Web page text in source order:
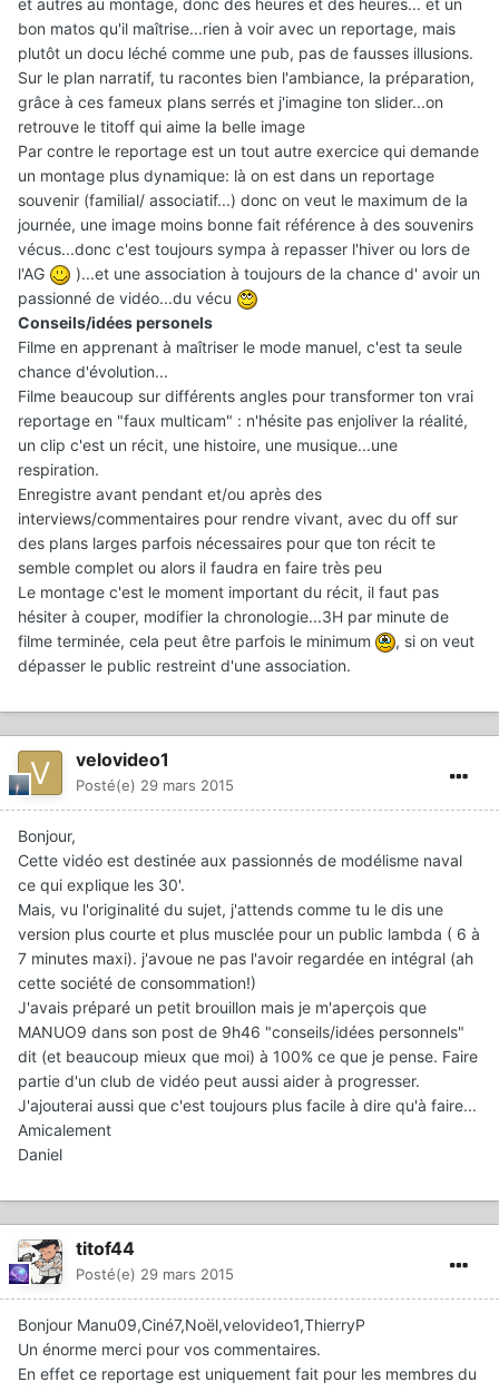
bon matos qu'il maîtrise...rien à voir avec un reportage, mais
plutôt un docu léché comme une pub, pas de fausses illusions.
Sur le plan narratif, tu racontes bien l'ambiance, la préparation,
grâce à ces fameux plans serrés et j'imagine ton slider...on
retrouve le titoff qui aime la belle image
Par contre le reportage est un tout autre exercice qui demande
un montage plus dynamique: là on est dans un reportage
souvenir (familial/ associatif...) donc on veut le maximum de la
journée, une image moins bonne fait référence à des souvenirs
vécus...donc c'est toujours sympa à repasser l'hiver ou lors de
l'AG
)...et une association à toujours de la chance d' avoir un
passionné de vidéo...du vécu
Conseils/idées personels
Filme en apprenant à maîtriser le mode manuel, c'est ta seule
chance d'évolution...
Filme beaucoup sur différents angles pour transformer ton vrai
reportage en "faux multicam" : n'hésite pas enjoliver la réalité,
un clip c'est un récit, une histoire, une musique...une
respiration.
Enregistre avant pendant et/ou après des
interviews/commentaires pour rendre vivant, avec du off sur
des plans larges parfois nécessaires pour que ton récit te
semble complet ou alors il faudra en faire très peu
Le montage c'est le moment important du récit, il faut pas
hésiter à couper, modifier la chronologie...3H par minute de
filme terminée, cela peut être parfois le minimum
, si on veut
dépasser le public restreint d'une association.
velovideo1
Posté(e) 29 mars 2015
Bonjour,
Cette vidéo est destinée aux passionnés de modélisme naval
ce qui explique les 30'.
Mais, vu l'originalité du sujet, j'attends comme tu le dis une
version plus courte et plus musclée pour un public lambda ( 6 à
7 minutes maxi). j'avoue ne pas l'avoir regardée en intégral (ah
cette société de consommation!)
J'avais préparé un petit brouillon mais je m'aperçois que
MANUO9 dans son post de 9h46 "conseils/idées personnels"
dit (et beaucoup mieux que moi) à 100% ce que je pense. Faire
partie d'un club de vidéo peut aussi aider à progresser.
J'ajouterai aussi que c'est toujours plus facile à dire qu'à faire...
Amicalement
Daniel
titof44
Posté(e) 29 mars 2015
Bonjour Manu09,Ciné7,Noël,velovideo1,ThierryP
Un énorme merci pour vos commentaires.
En effet ce reportage est uniquement fait pour les membres du